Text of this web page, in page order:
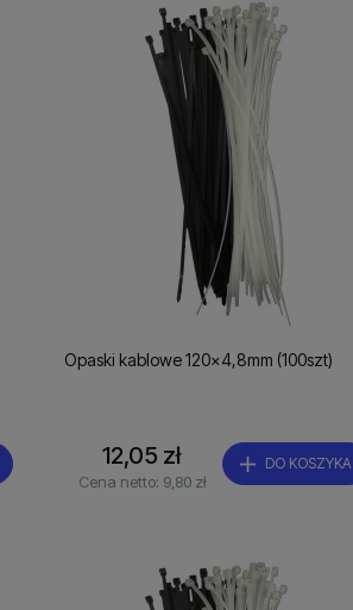
Opaski kablowe 120x4,8mm (100szt)
12,05 zł
Cena netto: 9,80 zł
DO KOSZYKA